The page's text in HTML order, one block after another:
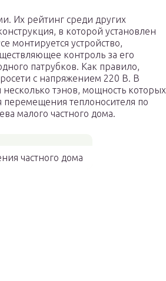
Их рейтинг среди других
в которой установлен
монтируется устройство,
контроль за его
патрубков. Как правило,
с напряжением 220 В. В
тэнов, мощность которых
перемещения теплоносителя по
малого частного дома.
частного дома